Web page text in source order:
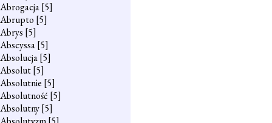
Abrogacja[5]
Abrupto [5]
Abrys [5]
Abscyssa[5]
Absolucja[5]
Absolut[5]
Absolutnie [5]
Absolutność [5]
Absolutny[5]